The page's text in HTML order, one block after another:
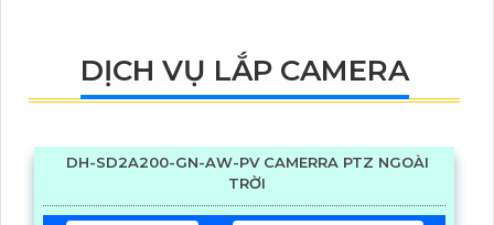
DỊCH VỤ LẮP CAMERA
DH-SD2A200-GN-AW-PV CAMERRA PTZ NGOÀI
TRỜI